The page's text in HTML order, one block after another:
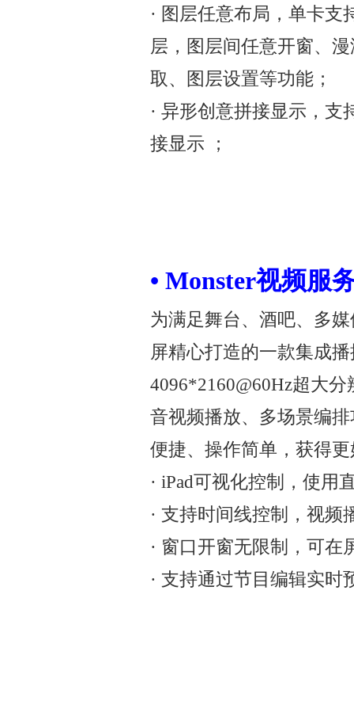
· 图层任意布局，单卡支
层，图层间任意开窗、
取、图层设置等功能；
· 异形创意拼接显示，
接显示 ；
• Monster视频服
为满足舞台、酒吧、多
屏精心打造的一款集成
4096*2160@60Hz超大
音视频播放、多场景编
便捷、操作简单，获得
· iPad可视化控制，使用
· 支持时间线控制，视频
· 窗口开窗无限制，可在
· 支持通过节目编辑实